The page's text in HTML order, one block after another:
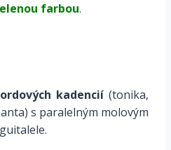
farbou.
kadencií (tonika,
s paralelným molovým